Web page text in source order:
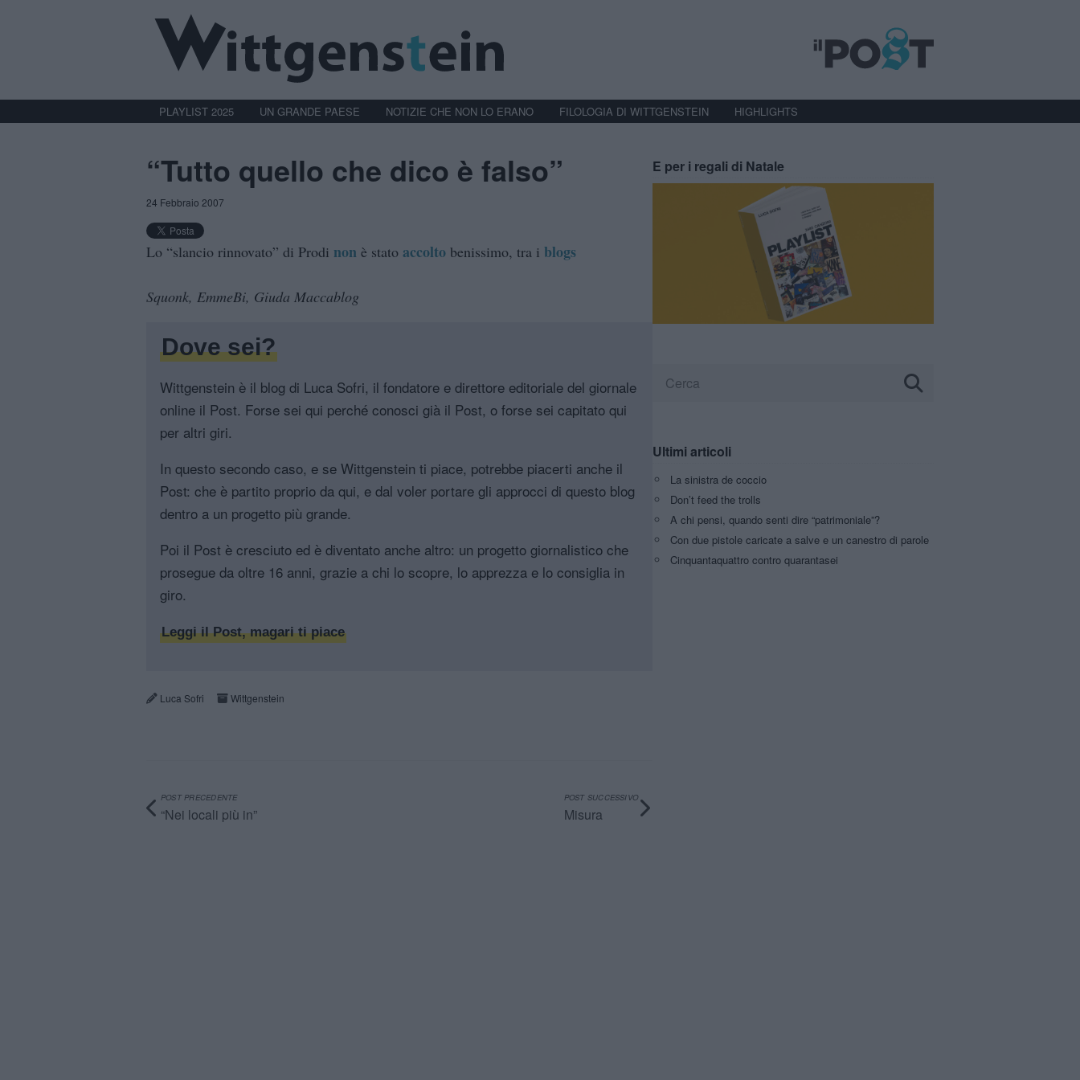
PLAYLIST 2025 UN GRANDE PAESE NOTIZIE CHE NON LO ERANO FILOLOGIA DI WITTGENSTEIN HIGHLIGHTS
“Tutto quello che dico è falso”
24 Febbraio 2007
Lo “slancio rinnovato” di Prodi non è stato accolto benissimo, tra i blogs
Squonk, EmmeBi, Giuda Maccablog
Dove sei?
Wittgenstein è il blog di Luca Sofri, il fondatore e direttore editoriale del giornale
online il Post. Forse sei qui perché conosci già il Post, o forse sei capitato qui
per altri giri.
In questo secondo caso, e se Wittgenstein ti piace, potrebbe piacerti anche il
Post: che è partito proprio da qui, e dal voler portare gli approcci di questo blog
dentro a un progetto più grande.
Poi il Post è cresciuto ed è diventato anche altro: un progetto giornalistico che
prosegue da oltre 16 anni, grazie a chi lo scopre, lo apprezza e lo consiglia in
giro.
Leggi il Post, magari ti piace
Luca Sofri Wittgenstein
POST PRECEDENTE
“Nei locali più in”
POST SUCCESSIVO
Misura
E per i regali di Natale
Ultimi articoli
La sinistra de coccio
Don’t feed the trolls
A chi pensi, quando senti dire “patrimoniale”?
Con due pistole caricate a salve e un canestro di parole
Cinquantaquattro contro quarantasei